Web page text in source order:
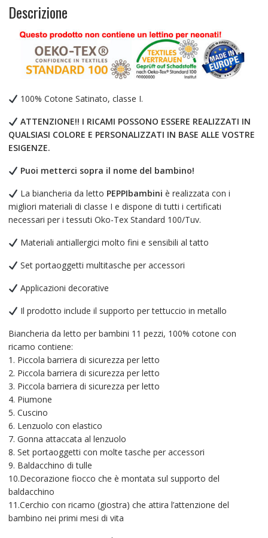
11
pezzi,
100%
Cotone
quantità
Descrizione
100% Cotone Satinato, classe I.
ATTENZIONE!! I RICAMI POSSONO ESSERE REALIZZATI IN
QUALSIASI COLORE E PERSONALIZZATI IN BASE ALLE VOSTRE
ESIGENZE.
Puoi metterci sopra il nome del bambino!
La biancheria da letto PEPPIbambini è realizzata con i
migliori materiali di classe I e dispone di tutti i certificati
necessari per i tessuti Oko-Tex Standard 100/Tuv.
Materiali antiallergici molto fini e sensibili al tatto
Set portaoggetti multitasche per accessori
Applicazioni decorative
Il prodotto include il supporto per tettuccio in metallo
Biancheria da letto per bambini 11 pezzi, 100% cotone con
ricamo contiene:
1. Piccola barriera di sicurezza per letto
2. Piccola barriera di sicurezza per letto
3. Piccola barriera di sicurezza per letto
4. Piumone
5. Cuscino
6. Lenzuolo con elastico
7. Gonna attaccata al lenzuolo
8. Set portaoggetti con molte tasche per accessori
9. Baldacchino di tulle
10.Decorazione fiocco che è montata sul supporto del
baldacchino
11.Cerchio con ricamo (giostra) che attira l’attenzione del
bambino nei primi mesi di vita